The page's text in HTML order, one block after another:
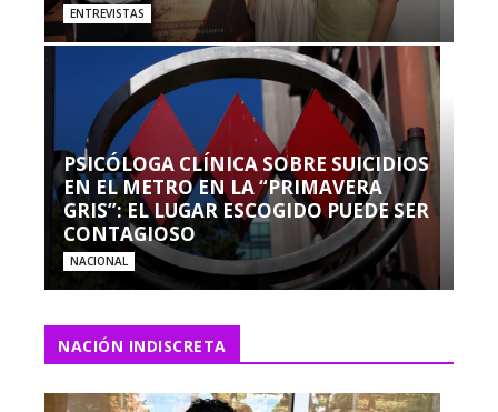
ENTREVISTAS
PSICÓLOGA CLÍNICA SOBRE SUICIDIOS
EN EL METRO EN LA “PRIMAVERA
GRIS”: EL LUGAR ESCOGIDO PUEDE SER
CONTAGIOSO
NACIONAL
NACIÓN INDISCRETA